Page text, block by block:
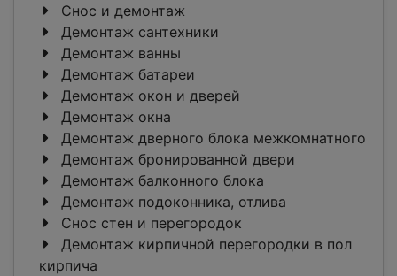
Снос и демонтаж
Демонтаж сантехники
Демонтаж ванны
Демонтаж батареи
Демонтаж окон и дверей
Демонтаж окна
Демонтаж дверного блока межкомнатного
Демонтаж бронированной двери
Демонтаж балконного блока
Демонтаж подоконника, отлива
Снос стен и перегородок
Демонтаж кирпичной перегородки в пол
кирпича